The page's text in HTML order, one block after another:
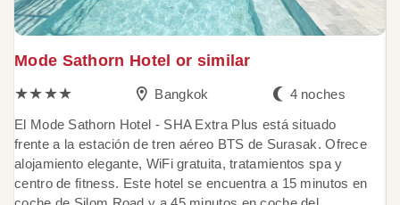
Mode Sathorn Hotel or similar
★★★★
Bangkok 4 noches
El Mode Sathorn Hotel - SHA Extra Plus está situado
frente a la estación de tren aéreo BTS de Surasak. Ofrece
alojamiento elegante, WiFi gratuita, tratamientos spa y
centro de fitness. Este hotel se encuentra a 15 minutos en